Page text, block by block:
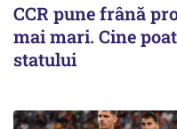
CCR pune frână
mai mari. Cine
statului